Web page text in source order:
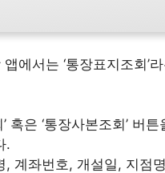
에서는 ‘통장표지조회’
혹은 ‘통장사본조회’ 버
.
계좌번호, 개설일, 지점